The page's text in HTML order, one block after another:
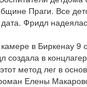
Праги. Все
Фридл
в Биркенау
в
метод лег в
Елены